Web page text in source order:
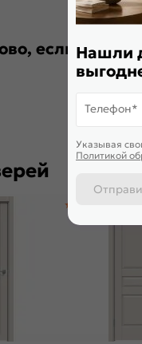
если выНашли
Телефон*
Указывая
Политикой